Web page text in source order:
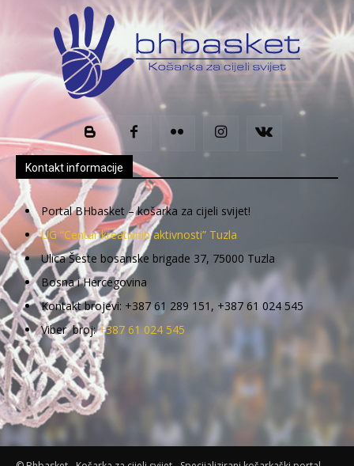
Kontakt informacije
Portal BHbasket – košarka za cijeli svijet!
UG “Centar kreativnih aktivnosti” Tuzla
Ulica Šeste bosanske brigade 37, 75000 Tuzla
Bosna i Hercegovina
Kontakt brojevi: +387 61 289 151, +387 61 024 545
Viber broj:+387 61 024 545